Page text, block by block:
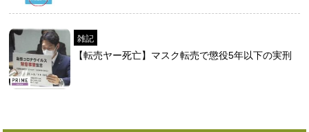
雑記
【転売ヤー死亡】マスク転売で懲役5年以下の実刑